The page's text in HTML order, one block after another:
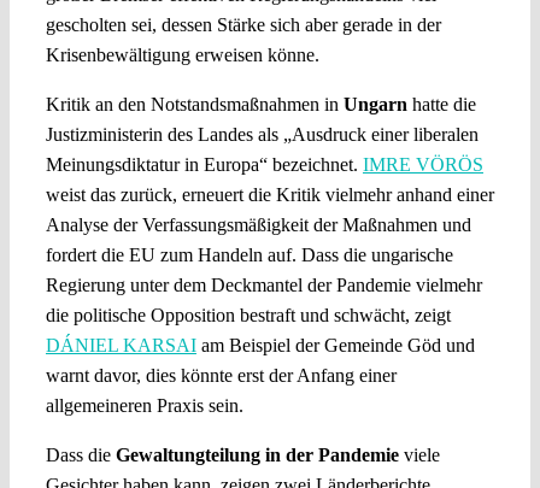
gescholten sei, dessen Stärke sich aber gerade in der
Krisenbewältigung erweisen könne.
Kritik an den Notstandsmaßnahmen in Ungarn hatte die
Justizministerin des Landes als „Ausdruck einer liberalen
Meinungsdiktatur in Europa“ bezeichnet. IMRE VÖRÖS
weist das zurück, erneuert die Kritik vielmehr anhand einer
Analyse der Verfassungsmäßigkeit der Maßnahmen und
fordert die EU zum Handeln auf. Dass die ungarische
Regierung unter dem Deckmantel der Pandemie vielmehr
die politische Opposition bestraft und schwächt, zeigt
DÁNIEL KARSAIam Beispiel der Gemeinde Göd und
warnt davor, dies könnte erst der Anfang einer
allgemeineren Praxis sein.
Dass die Gewaltungteilung in der Pandemieviele